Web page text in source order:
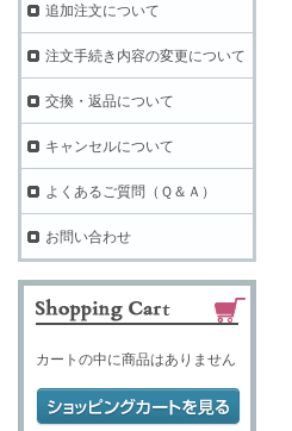
追加注文について
注文手続き内容の変更について
交換・返品について
キャンセルについて
よくあるご質問（Ｑ＆Ａ）
お問い合わせ
カートの中に商品はありません